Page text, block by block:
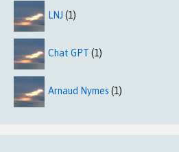
LNJ (1)
Chat GPT (1)
Arnaud Nymes (1)